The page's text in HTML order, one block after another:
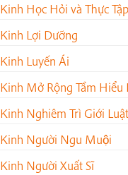
Kinh Học Hỏi và Thực Tập
Kinh Lợi Dưỡng
Kinh Luyến Ái
Kinh Mở Rộng Tầm Hiểu
Kinh Nghiêm Trì Giới Luật
Kinh Người Ngu Muội
Kinh Người Xuất Sĩ